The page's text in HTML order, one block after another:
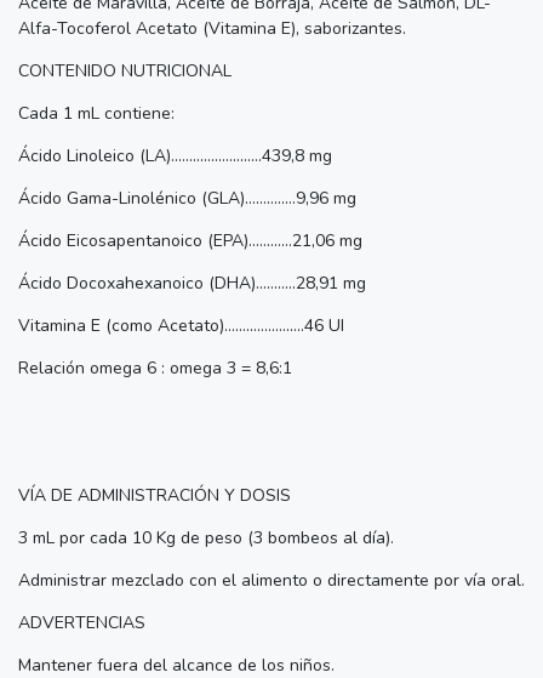
Alfa-Tocoferol Acetato (Vitamina E), saborizantes.
CONTENIDO NUTRICIONAL
Cada 1 mL contiene:
Ácido Linoleico (LA).........................439,8 mg
Ácido Gama-Linolénico (GLA)..............9,96 mg
Ácido Eicosapentanoico (EPA)............21,06 mg
Ácido Docoxahexanoico (DHA)...........28,91 mg
Vitamina E (como Acetato)......................46 UI
Relación omega 6 : omega 3 = 8,6:1
VÍA DE ADMINISTRACIÓN Y DOSIS
3 mL por cada 10 Kg de peso (3 bombeos al día).
Administrar mezclado con el alimento o directamente por vía oral.
ADVERTENCIAS
Mantener fuera del alcance de los niños.